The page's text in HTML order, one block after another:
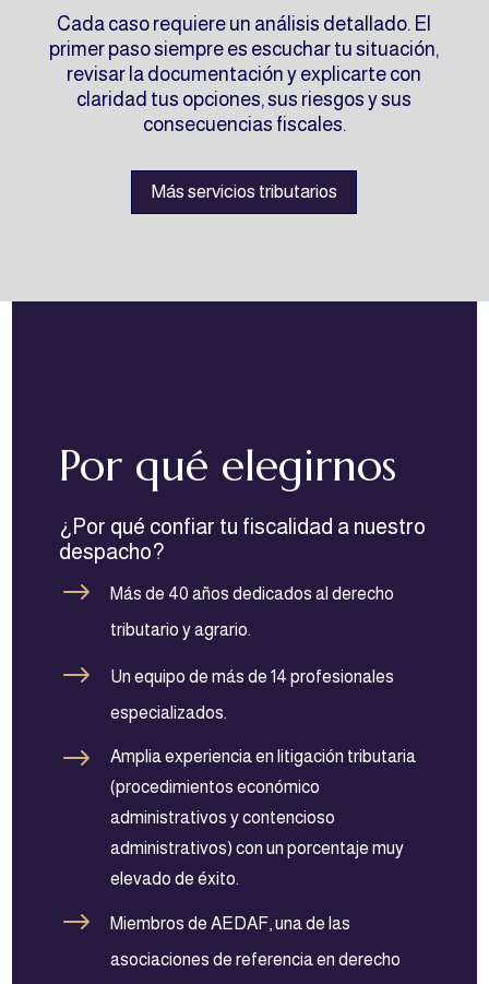
Cada caso requiere un análisis detallado. El
primer paso siempre es escuchar tu situación,
revisar la documentación y explicarte con
claridad tus opciones, sus riesgos y sus
consecuencias fiscales.
Más servicios tributarios
Por qué elegirnos
¿Por qué confiar tu fiscalidad a nuestro
despacho?
$
Más de 40 años dedicados al derecho
tributario y agrario.
$
Un equipo de más de 14 profesionales
especializados.
$
Amplia experiencia en litigación tributaria
(procedimientos económico
administrativos y contencioso
administrativos) con un porcentaje muy
elevado de éxito.
$
Miembros de AEDAF, una de las
asociaciones de referencia en derecho